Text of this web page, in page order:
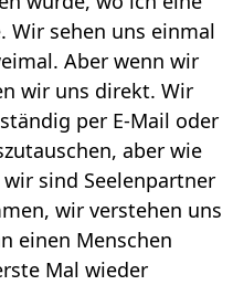
Wir sehen uns einmal
Aber wenn wir
wir uns direkt. Wir
per E-Mail oder
aber wie
sind Seelenpartner
wir verstehen uns
einen Menschen
Mal wieder